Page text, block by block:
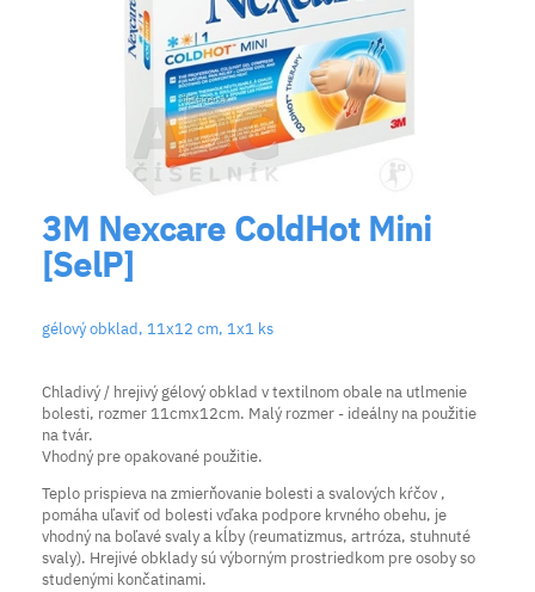
3M Nexcare ColdHot Mini
[SelP]
gélový obklad, 11x12 cm, 1x1 ks
Chladivý / hrejivý gélový obklad v textilnom obale na utlmenie
bolesti, rozmer 11cmx12cm. Malý rozmer - ideálny na použitie
na tvár.
Vhodný pre opakované použitie.
Teplo prispieva na zmierňovanie bolesti a svalových kŕčov ,
pomáha uľaviť od bolesti vďaka podpore krvného obehu, je
vhodný na boľavé svaly a kĺby (reumatizmus, artróza, stuhnuté
svaly). Hrejivé obklady sú výborným prostriedkom pre osoby so
studenými končatinami.